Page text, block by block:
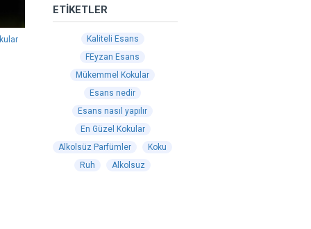
ETIKETLER
Kaliteli Esans
FEyzan Esans
Mükemmel Kokular
Esans nedir
Esans nasıl yapılır
En Güzel Kokular
Alkolsüz Parfümler
Koku
Ruh
Alkolsuz